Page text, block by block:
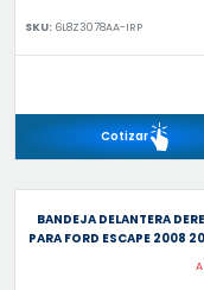
SKU: 6L8Z3078AA-IRP
Cotizar
BANDEJA DELANTERA
PARA FORD ESCAPE 2008